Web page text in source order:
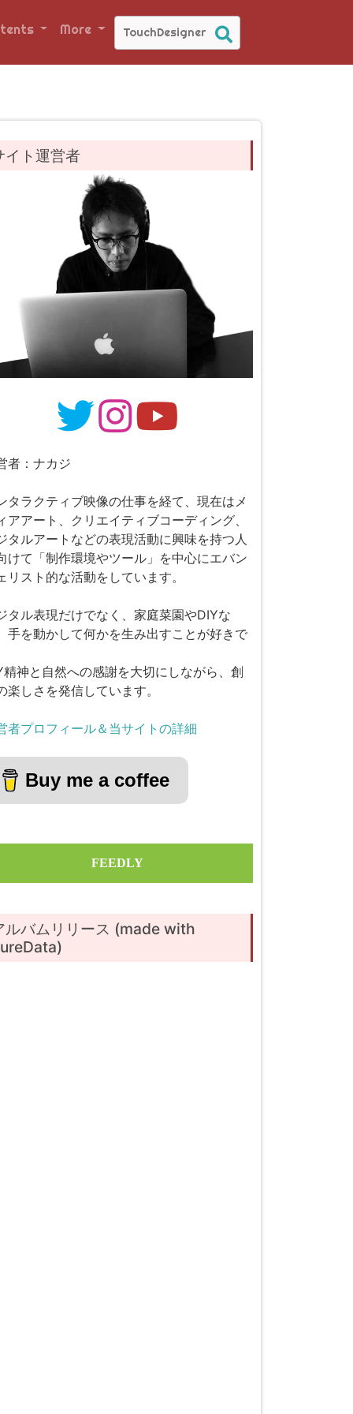
More
イト運営者
者：ナカジ
タラクティブ映像の仕事を経て、現在はメ
アアート、クリエイティブコーディング、
タルアートなどの表現活動に興味を持つ人
けて「制作環境やツール」を中心にエバン
リスト的な活動をしています。
タル表現だけでなく、家庭菜園やDIYな
手を動かして何かを生み出すことが好きで
精神と自然への感謝を大切にしながら、創
楽しさを発信しています。
者プロフィール＆当サイトの詳細
Buy me a coffee
FEEDLY
ルバムリリース (made with